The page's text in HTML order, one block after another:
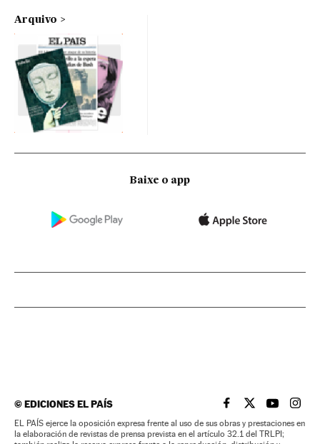
Arquivo
Baixe o app
©EDICIONES EL PAÍS EL PAÍS BRASIL EN
EL PAÍSEL PAÍS
EL
EL PAÍS ejerce la oposición expresa frente al uso de sus obras y prestaciones en
la elaboración de revistas de prensa prevista en el artículo 32.1 del TRLPI;